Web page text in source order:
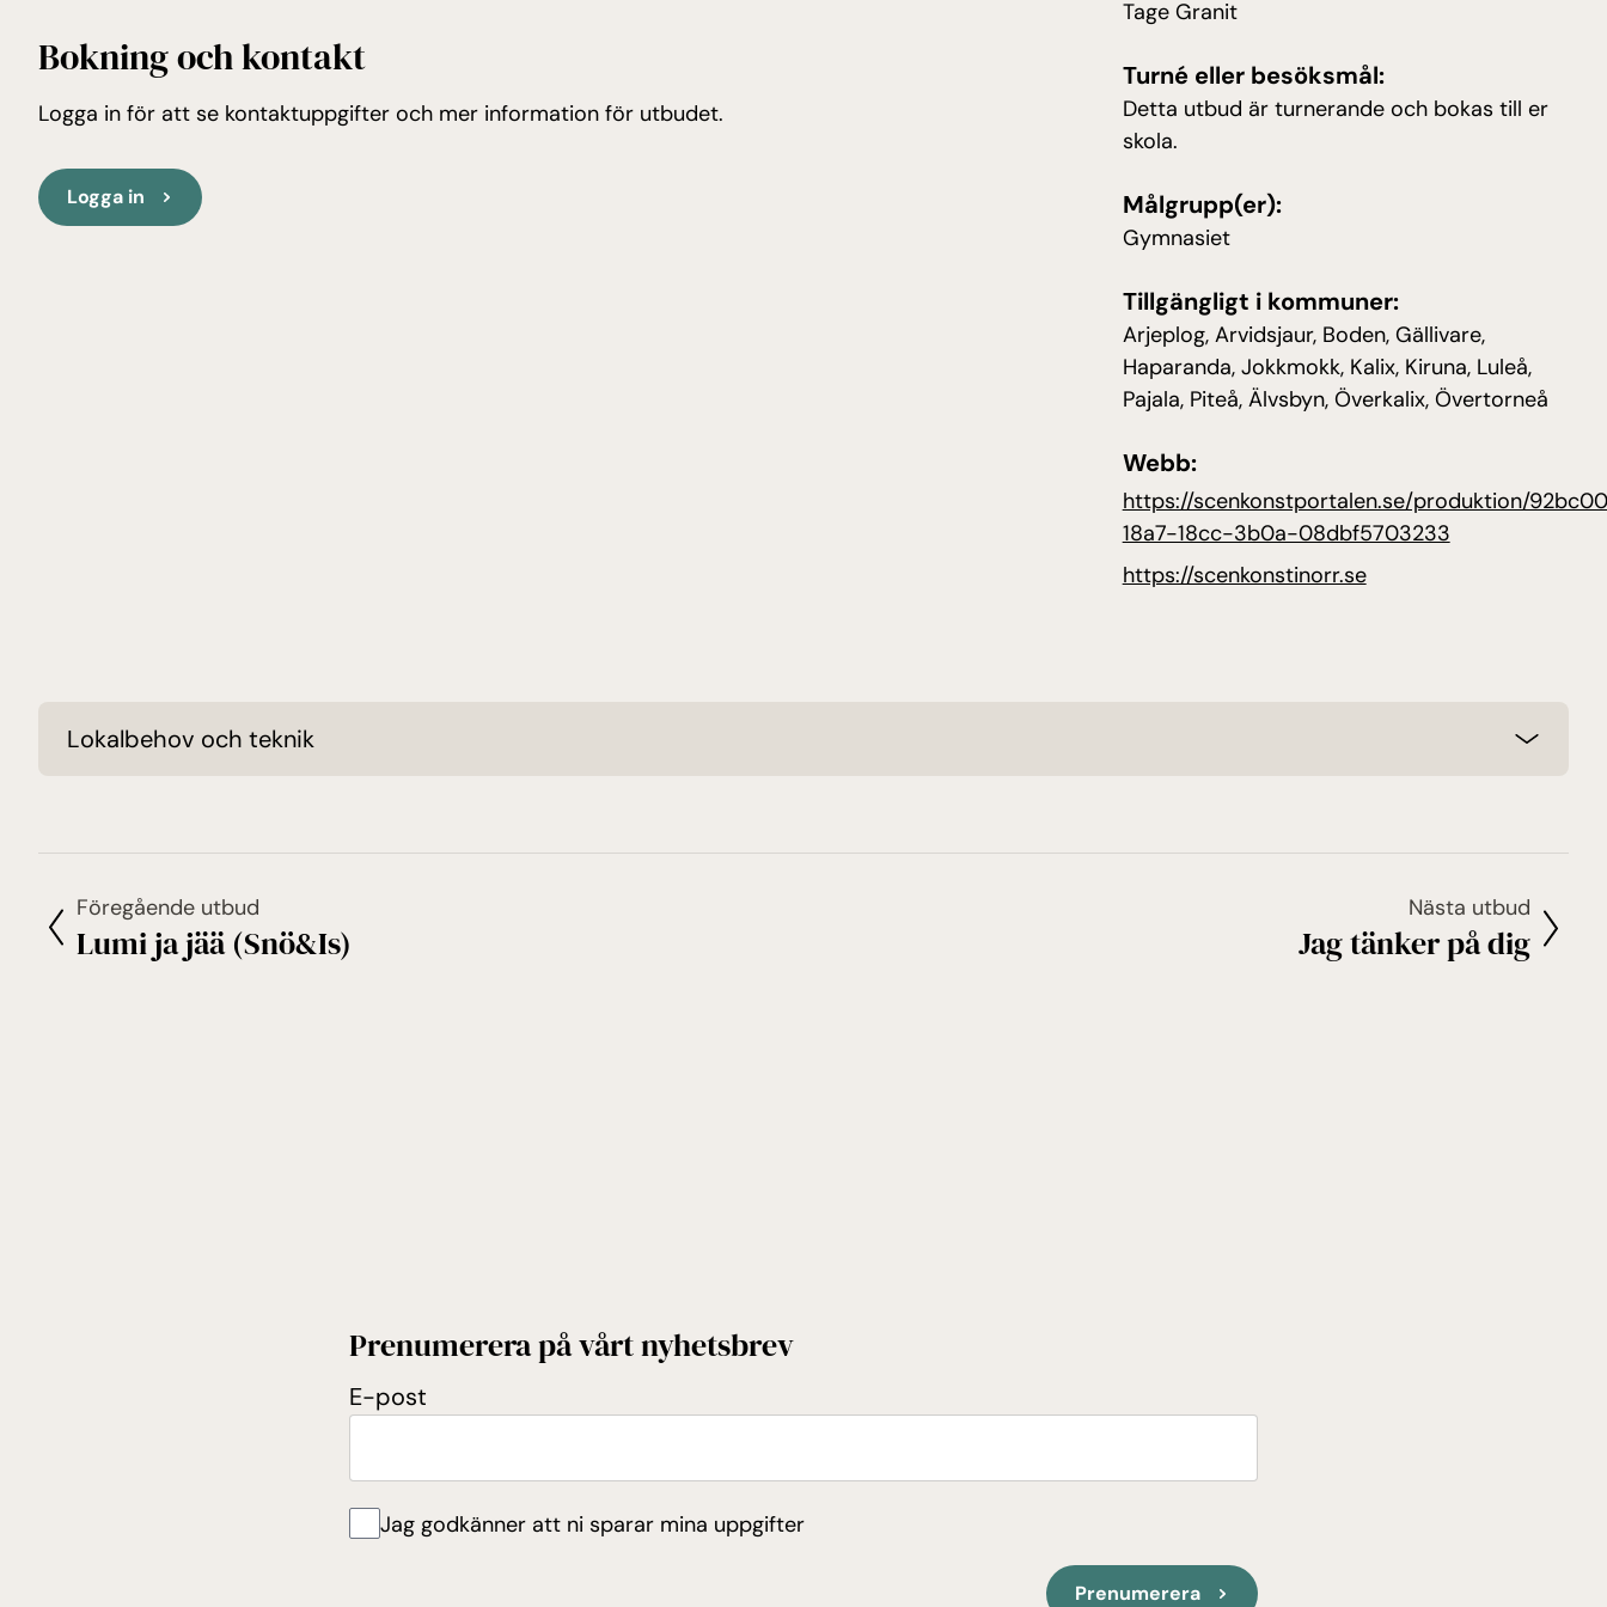
Bokning och kontakt
Logga in för att se kontaktuppgifter och mer information för utbudet.
Logga in
Tage Granit
Turné eller besöksmål:
Detta utbud är turnerande och bokas till er
skola.
Målgrupp(er):
Gymnasiet
Tillgängligt i kommuner:
Arjeplog, Arvidsjaur, Boden, Gällivare,
Haparanda, Jokkmokk, Kalix, Kiruna, Luleå,
Pajala, Piteå, Älvsbyn, Överkalix, Övertorneå
Webb:
https://scenkonstportalen.se/produktion/
18a7-18cc-3b0a-08dbf5703233(öppnas i ny
https://scenkonstinorr.se(öppnas i ny flik)
Lokalbehov och teknik
Föregående utbud
Lumi ja jää (Snö&Is)
Nästa utbud
Jag tänker på dig
Prenumerera på vårt nyhetsbrev
E-post
E-post
Jag godkänner att ni sparar mina uppgifter
Prenumerera